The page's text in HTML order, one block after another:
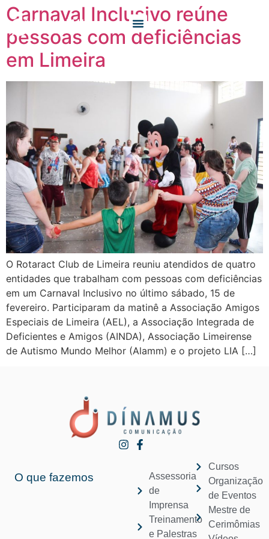
Carnaval Inclusivo reúne
pessoas com deficiências
em Limeira
O Rotaract Club de Limeira reuniu atendidos de quatro
entidades que trabalham com pessoas com deficiências
em um Carnaval Inclusivo no último sábado, 15 de
fevereiro. Participaram da matinê a Associação Amigos
Especiais de Limeira (AEL), a Associação Integrada de
Deficientes e Amigos (AINDA), Associação Limeirense
de Autismo Mundo Melhor (Alamm) e o projeto LIA […]
O que fazemos
Assessoria
de
Imprensa
Treinamento
e Palestras
Cursos
Organização
de Eventos
Mestre de
Cerimômias